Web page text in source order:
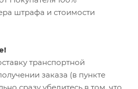
штрафа и стоимости
транспортной
заказа (в пункте